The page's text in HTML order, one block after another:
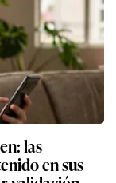
las
en sus